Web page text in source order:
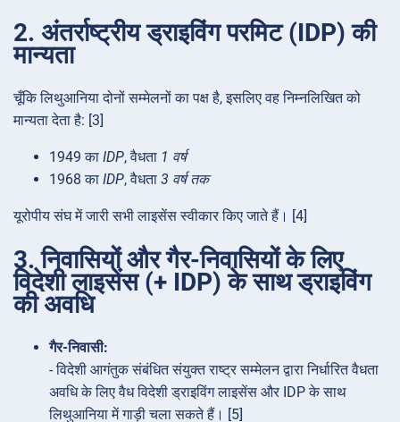
2. अंतर्राष्ट्रीय ड्राइविंग परमिट (IDP) की
मान्यता
चूँकि लिथुआनिया दोनों सम्मेलनों का पक्ष है, इसलिए वह निम्नलिखित को
मान्यता देता है: [3]
1949 का IDP, वैधता 1 वर्ष
1968 का IDP, वैधता 3 वर्ष तक
यूरोपीय संघ में जारी सभी लाइसेंस स्वीकार किए जाते हैं। [4]
3. निवासियों और गैर-निवासियों के लिए
विदेशी लाइसेंस (+ IDP) के साथ ड्राइविंग
की अवधि
गैर-निवासी:
- विदेशी आगंतुक संबंधित संयुक्त राष्ट्र सम्मेलन द्वारा निर्धारित वैधता
अवधि के लिए वैध विदेशी ड्राइविंग लाइसेंस और IDP के साथ
लिथुआनिया में गाड़ी चला सकते हैं। [5]